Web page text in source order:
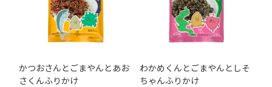
かつおさんとごまやんとあお
さくんふりかけ
わかめくんとごまやんとしそ
ちゃんふりかけ